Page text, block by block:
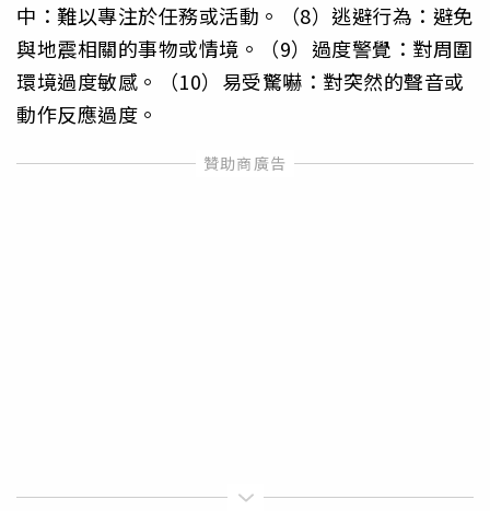
中：難以專注於任務或活動。（8）逃避行為：避免
與地震相關的事物或情境。（9）過度警覺：對周圍
環境過度敏感。（10）易受驚嚇：對突然的聲音或
動作反應過度。